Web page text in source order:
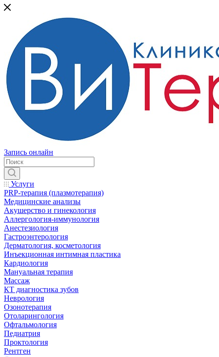
Запись онлайн
Услуги
PRP-терапия (плазмотерапия)
Медицинские анализы
Акушерство и гинекология
Аллергология-иммунология
Анестезиология
Гастроэнтерология
Дерматология, косметология
Инъекционная интимная пластика
Кардиология
Мануальная терапия
Массаж
КТ диагностика зубов
Неврология
Озонотерапия
Отоларингология
Офтальмология
Педиатрия
Проктология
Рентген